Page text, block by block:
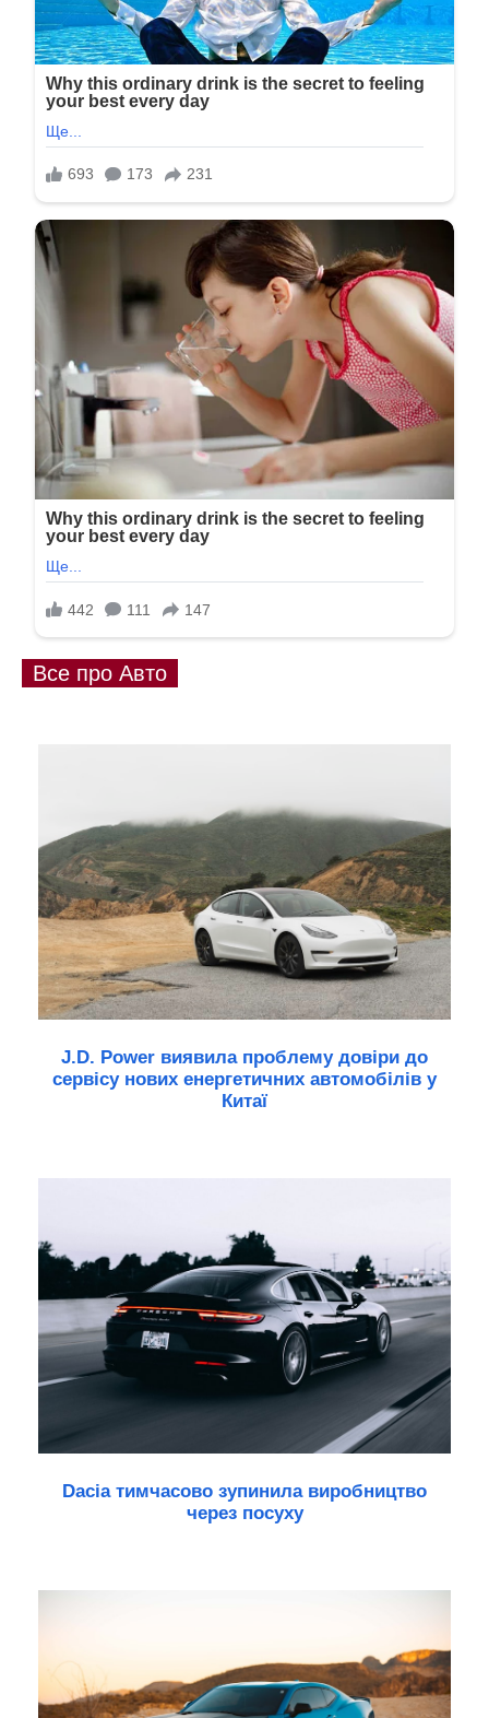
Все про Авто
J.D. Power виявила проблему довіри до
сервісу нових енергетичних автомобілів у
Китаї
Dacia тимчасово зупинила виробництво
через посуху